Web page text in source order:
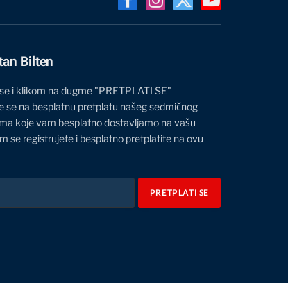
FacebookInstagram
X
(Twitter)
YouTube
Bilten
i klikom na dugme "PRETPLATI SE"
na besplatnu pretplatu našeg sedmičnog
koje vam besplatno dostavljamo na vašu
se registrujete i besplatno pretplatite na ovu